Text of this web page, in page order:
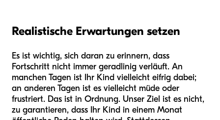
Realistische Erwartungen setzen
Es ist wichtig, sich daran zu erinnern, dass
Fortschritt nicht immer geradlinig verläuft. An
manchen Tagen ist Ihr Kind vielleicht eifrig dabei;
an anderen Tagen ist es vielleicht müde oder
frustriert. Das ist in Ordnung. Unser Ziel ist es nicht,
zu garantieren, dass Ihr Kind in einem Monat